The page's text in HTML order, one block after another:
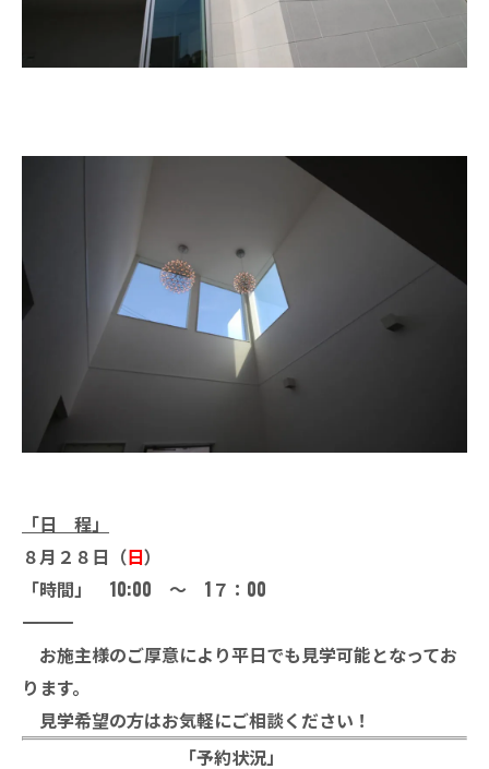
「日 程」
８月 ２８日（日）
「時間」 10:00 ～ 1７：00
――――――――――――――――――――――
お施主様のご厚意により平日でも見学可能となってお
ります。
見学希望の方はお気軽にご相談ください！
「予約状況」